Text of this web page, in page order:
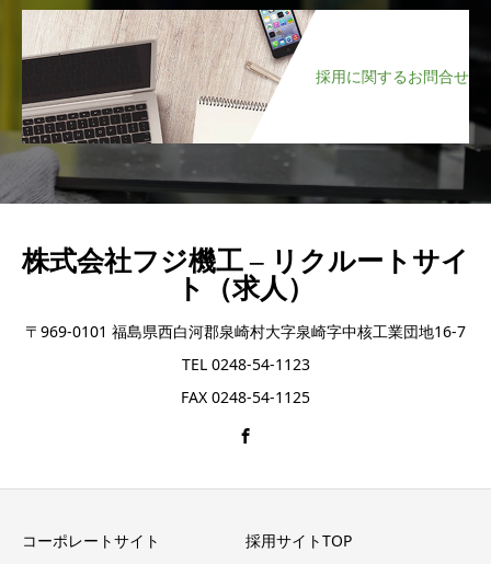
採用に関するお問合せ
株式会社フジ機工 – リクルートサイ
ト（求人）
〒969-0101 福島県西白河郡泉崎村大字泉崎字中核工業団地16-7
TEL 0248-54-1123
FAX 0248-54-1125
コーポレートサイト 採用サイトTOP